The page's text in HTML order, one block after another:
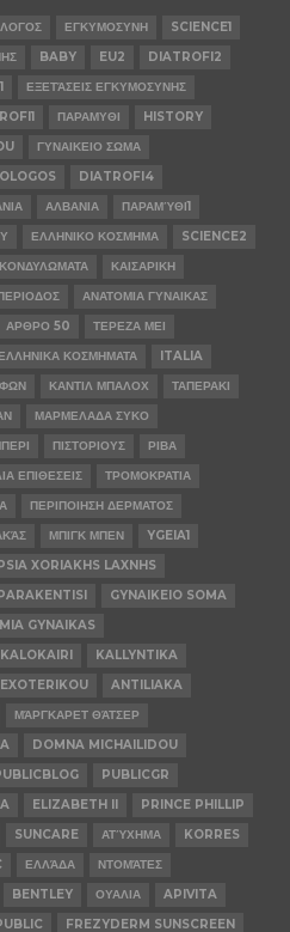
ΕΓΚΥΜΟΣΥΝΗ
SCIENCE1
BABY EU2
DIATROFI2
ΕΞΕΤΆΣΕΙΣ ΕΓΚΥΜΟΣΥΝΗΣ
ΠΑΡΑΜΥΘΙ
HISTORY
ΓΥΝΑΙΚΕΙΟ ΣΩΜΑ
DIATROFI4
ΑΛΒΑΝΙΑ
ΠΑΡΑΜΎΘΙ1
ΕΛΛΗΝΙΚΟ ΚΟΣΜΗΜΑ
SCIENCE2
ΚΟΝΔΥΛΩΜΑΤΑ
ΚΑΙΣΑΡΙΚΗ
ΑΝΑΤΟΜΙΑ ΓΥΝΑΙΚΑΣ
ΑΡΘΡΟ 50
ΤΕΡΕΖΑ ΜΕΙ
ΕΛΛΗΝΙΚΑ ΚΟΣΜΗΜΑΤΑ
ITALIA
ΚΑΝΤΙΛ ΜΠΑΛΟΧ
ΤΑΠΕΡΑΚΙ
ΜΑΡΜΕΛΑΔΑ ΣΥΚΟ
ΠΙΣΤΟΡΙΟΥΣ
ΡΙΒΑ
ΕΠΙΘΕΣΕΙΣ
ΤΡΟΜΟΚΡΑΤΙΑ
ΠΕΡΙΠΟΙΗΣΗ ΔΕΡΜΑΤΟΣ
ΜΠΙΓΚ ΜΠΕΝ
YGEIA1
XORIAKHS LAXNHS
GYNAIKEIO SOMA
GYNAIKAS
KALOKAIRI
KALLYNTIKA
ANTILIAKA
ΜΆΡΓΚΑΡΕΤ ΘΆΤΣΕΡ
DOMNA MICHAILIDOU
PUBLICGR
ELIZABETH II
PRINCE PHILLIP
SUNCARE ΑΤΎΧΗΜΑ
KORRES
ΕΛΛΆΔΑ
ΝΤΟΜΆΤΕΣ
BENTLEY ΟΥΑΛΙΑ
APIVITA
FREZYDERM SUNSCREEN